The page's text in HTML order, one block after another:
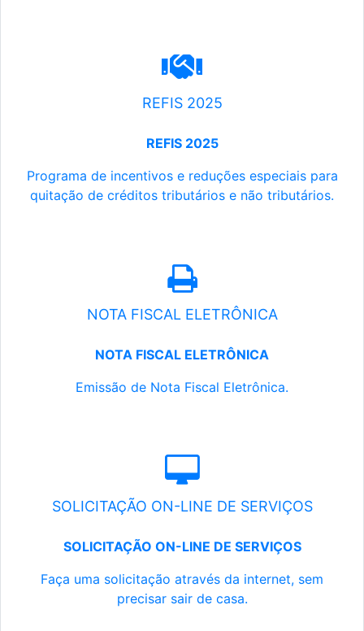
REFIS 2025
REFIS 2025
Programa de incentivos e reduções especiais para
quitação de créditos tributários e não tributários.
NOTA FISCAL ELETRÔNICA
NOTA FISCAL ELETRÔNICA
Emissão de Nota Fiscal Eletrônica.
SOLICITAÇÃO ON-LINE DE SERVIÇOS
SOLICITAÇÃO ON-LINE DE SERVIÇOS
Faça uma solicitação através da internet, sem
precisar sair de casa.